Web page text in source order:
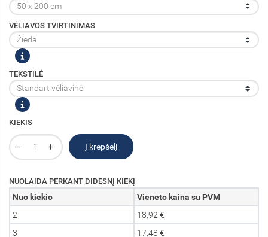
VĖLIAVOS TVIRTINIMAS
TEKSTILĖ
KIEKIS
Į krepšelį
NUOLAIDA PERKANT DIDESNĮ KIEKĮ
Nuo kiekio
Vieneto kaina su PVM
2
18,92 €
3
17,48 €